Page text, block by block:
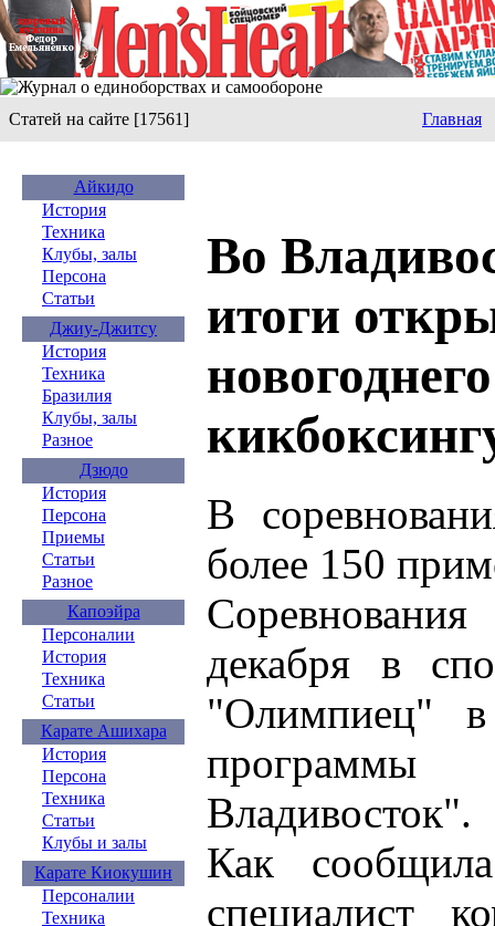
Статей на сайте [17561] Главная
Айкидо
История
Техника
Клубы, залы
Персона
Статьи
Джиу-Джитсу
История
Техника
Бразилия
Клубы, залы
Разное
Дзюдо
История
Персона
Приемы
Статьи
Разное
Капоэйра
Персоналии
История
Техника
Статьи
Карате Ашихара
История
Персона
Техника
Статьи
Клубы и залы
Карате Киокушин
Персоналии
Техника
Во
итоги
В
более 150
декабря в
"Олимпиец" в
Владивосток".
Как
специалист